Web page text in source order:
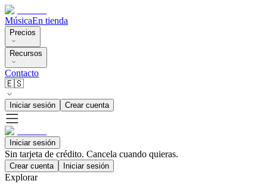
MúsicaEn tienda
Precios
Recursos
Contacto
🇪🇸
Iniciar sesión Crear cuenta
Iniciar sesión
Sin tarjeta de crédito. Cancela cuando quieras.
Crear cuenta Iniciar sesión
Explorar